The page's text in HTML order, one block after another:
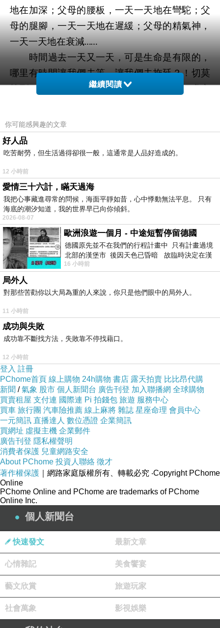
地在加深；父母的腰板，一天一天地在彎駝；父
母的腿腳，一天一天地在遲緩；父母的精氣神，
一天一天地在衰減……
時間過去一天又一天，可是生命是有限的，
哪里有時間讓我們去等，讓我們去拖延？！切莫
等到
子欲養而親不待”的那一天，再有切膚之
作為父母，我們也在等。
就省心了
孩子結婚了，我就安心了”；“等有了孫子，我就
開心了
了。
人這一生，最喜歡說的一個字就是“等”，最
常做的一件事就是 等” 。
有人說“ 等哪天我請你吃飯”，可等著等著沒
有影了；
有人說
等哪天我帶著父母去旅遊 ，可等著
等著老人走不動了；
有人說“等哪天我得戒煙戒酒”，可等著等著
煙依然在猛抽，酒也依然在猛喝；
有人說
體”，可說著念著總沒有能兌現，終於有一天
命的判決書
說什麼
“
後，等下次” 多麼幼稚、多麼荒唐、多麼可怕
的“等 ”啊，等來等去，等到的是滿腹遺憾！
試想，有多少人等健康沒有了，才想起愛惜
身體；等機會沒有了，才想起一直沒有努力；等
感情不在了，才想起當初沒有珍惜。總以為人生
還長，結果，人生的許多美好都不知不覺地在中
途丟失了！
度人生，千萬莫再等。時間似流水，歲月不饒
人。人生匆匆，生命無常。別因一個
你滿腹遺憾，悔恨終生。
白天把身體交給世俗，夜晚把身體交給靈魂：
https://www.tadarise.tw/
繼續閱讀
你可能感興趣的文章
好人品
吃苦耐勞，但生活過得卻很一般，這通常是人品好造成的。
12 小時前
愛情三十六計，瞞天過海
我把心事藏進尋常的問候，海面平靜如昔，心中悸動無法平息。 只有
海底的潮汐知道，我的世界早已向你傾斜。
2026-08-07
歐洲浪遊一個月 - 中途短暫停留德國
德國原先並不在我們的行程計畫中 只有計畫過境
北部的漢堡市 後因天色已昏暗 故臨時決定在漢
堡市吃晚餐和過夜
16 小時前
局外人
對那些苦勸你以大局為重的人來說，你只是他們眼中的局外人。
11 小時前
成功與失敗
成功靠不斷找方法，失敗靠不停找藉口。
12 小時前
登入 註冊
PChome首頁 線上購物 24h購物 書店 露天拍賣 比比昂代購
新聞 /氣象 股市 個人新聞台 廣告刊登 加入聯播網 全球購物
買賣租屋 支付連 國際連 Pi 拍錢包 旅遊 服務中心
買車 旅行團 汽車險推薦 線上麻將 雜誌 星座命理 會員中心
一元簡訊 直播達人 數位憑證 企業簡訊
買網址 虛擬主機 企業郵件
廣告刊登 隱私權聲明
消費者保護 兒童網路安全
About PChome 投資人聯絡 徵才
著作權保護 ｜網路家庭版權所有、轉載必究 ‧Copyright PChome
Online
PChome Online and PChome are trademarks of PChome
Online Inc.
個人新聞台
快速發文 最新文章
心情雜記 美食饗宴
藝文欣賞 旅遊玩家
社會萬象 影視娛樂